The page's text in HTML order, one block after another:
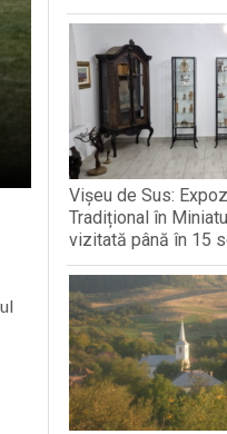
Vișeu de Sus:
Tradițional în
vizitată până în 15